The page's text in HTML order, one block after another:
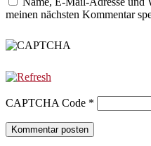
meinen nächsten Kommentar
CAPTCHA Code *